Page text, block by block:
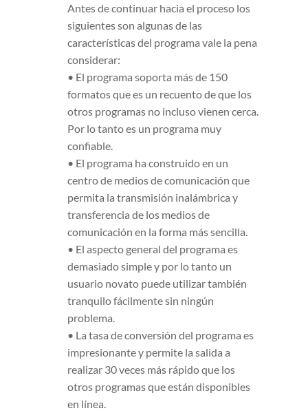
Antes de continuar hacia el proceso los
siguientes son algunas de las
características del programa vale la pena
considerar:
• El programa soporta más de 150
formatos que es un recuento de que los
otros programas no incluso vienen cerca.
Por lo tanto es un programa muy
confiable.
• El programa ha construido en un
centro de medios de comunicación que
permita la transmisión inalámbrica y
transferencia de los medios de
comunicación en la forma más sencilla.
• El aspecto general del programa es
demasiado simple y por lo tanto un
usuario novato puede utilizar también
tranquilo fácilmente sin ningún
problema.
• La tasa de conversión del programa es
impresionante y permite la salida a
realizar 30 veces más rápido que los
otros programas que están disponibles
en línea.